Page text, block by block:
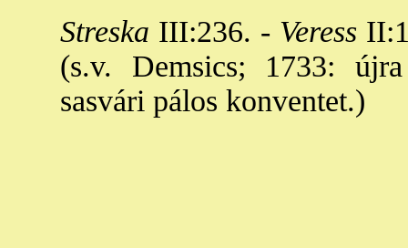
Streska III:236. - Veress
(s.v. Demsics; 1733:
sasvári pálos konventet.)